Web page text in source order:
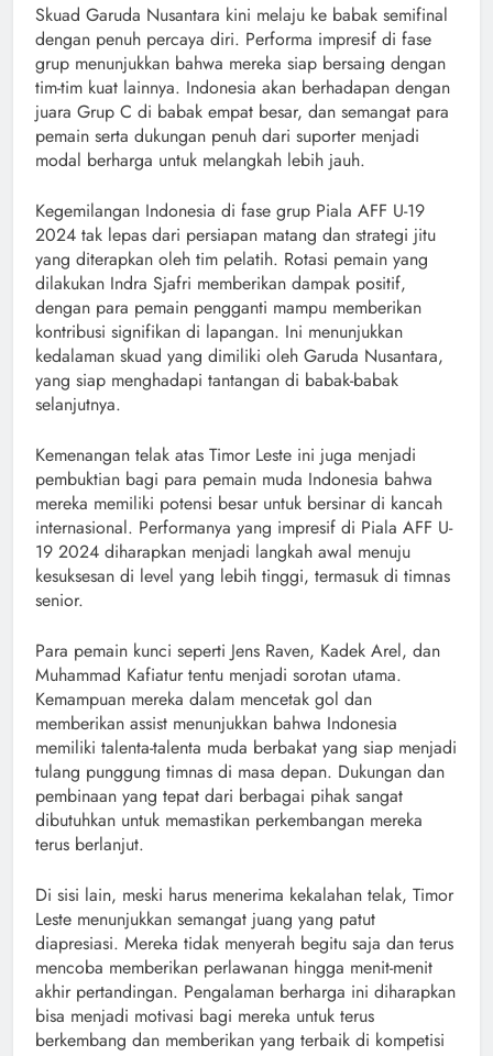
Skuad Garuda Nusantara kini melaju ke babak semifinal
dengan penuh percaya diri. Performa impresif di fase
grup menunjukkan bahwa mereka siap bersaing dengan
tim-tim kuat lainnya. Indonesia akan berhadapan dengan
juara Grup C di babak empat besar, dan semangat para
pemain serta dukungan penuh dari suporter menjadi
modal berharga untuk melangkah lebih jauh.
Kegemilangan Indonesia di fase grup Piala AFF U-19
2024 tak lepas dari persiapan matang dan strategi jitu
yang diterapkan oleh tim pelatih. Rotasi pemain yang
dilakukan Indra Sjafri memberikan dampak positif,
dengan para pemain pengganti mampu memberikan
kontribusi signifikan di lapangan. Ini menunjukkan
kedalaman skuad yang dimiliki oleh Garuda Nusantara,
yang siap menghadapi tantangan di babak-babak
selanjutnya.
Kemenangan telak atas Timor Leste ini juga menjadi
pembuktian bagi para pemain muda Indonesia bahwa
mereka memiliki potensi besar untuk bersinar di kancah
internasional. Performanya yang impresif di Piala AFF U-
19 2024 diharapkan menjadi langkah awal menuju
kesuksesan di level yang lebih tinggi, termasuk di timnas
senior.
Para pemain kunci seperti Jens Raven, Kadek Arel, dan
Muhammad Kafiatur tentu menjadi sorotan utama.
Kemampuan mereka dalam mencetak gol dan
memberikan assist menunjukkan bahwa Indonesia
memiliki talenta-talenta muda berbakat yang siap menjadi
tulang punggung timnas di masa depan. Dukungan dan
pembinaan yang tepat dari berbagai pihak sangat
dibutuhkan untuk memastikan perkembangan mereka
terus berlanjut.
Di sisi lain, meski harus menerima kekalahan telak, Timor
Leste menunjukkan semangat juang yang patut
diapresiasi. Mereka tidak menyerah begitu saja dan terus
mencoba memberikan perlawanan hingga menit-menit
akhir pertandingan. Pengalaman berharga ini diharapkan
bisa menjadi motivasi bagi mereka untuk terus
berkembang dan memberikan yang terbaik di kompetisi